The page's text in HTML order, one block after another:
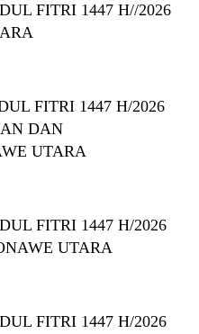
FITRI 1447 H//2026
FITRI 1447 H/2026
DAN
UTARA
FITRI 1447 H/2026
UTARA
FITRI 1447 H/2026